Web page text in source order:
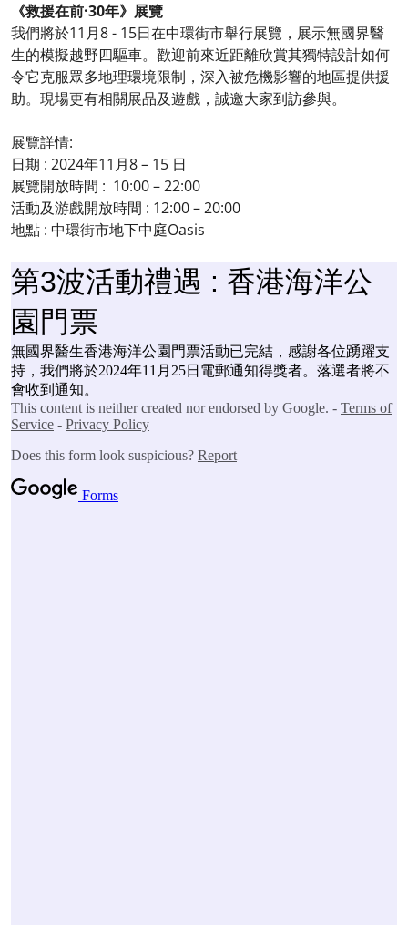
《救援在前·30年》展覽
我們將於11月8 - 15日在中環街市舉行展覽，展示無國界醫
生的模擬越野四驅車。歡迎前來近距離欣賞其獨特設計如何
令它克服眾多地理環境限制，深入被危機影響的地區提供援
助。現場更有相關展品及遊戲，誠邀大家到訪參與。
展覽詳情:
日期 : 2024年11月8 – 15 日
展覽開放時間 : 10:00 – 22:00
活動及游戲開放時間 : 12:00 – 20:00
地點 : 中環街市地下中庭Oasis